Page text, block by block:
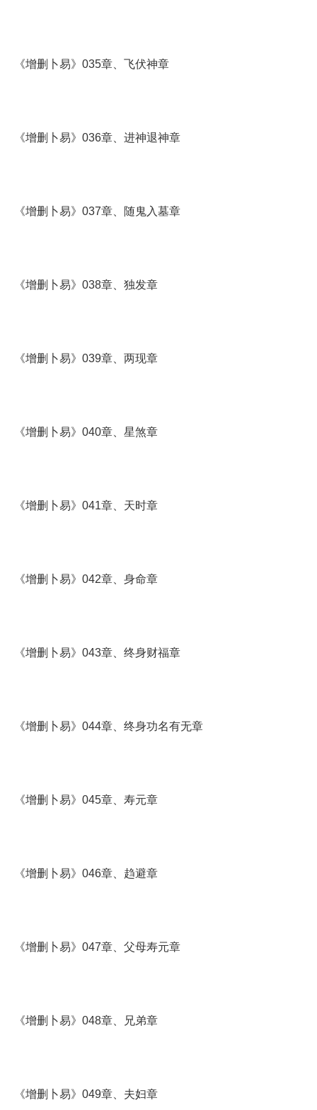
《增删卜易》035章、飞伏神章
《增删卜易》036章、进神退神章
《增删卜易》037章、随鬼入墓章
《增删卜易》038章、独发章
《增删卜易》039章、两现章
《增删卜易》040章、星煞章
《增删卜易》041章、天时章
《增删卜易》042章、身命章
《增删卜易》043章、终身财福章
《增删卜易》044章、终身功名有无章
《增删卜易》045章、寿元章
《增删卜易》046章、趋避章
《增删卜易》047章、父母寿元章
《增删卜易》048章、兄弟章
《增删卜易》049章、夫妇章